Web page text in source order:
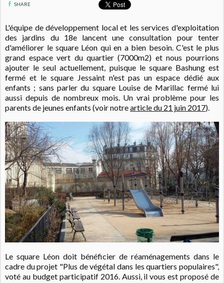
SHARE
L'équipe de développement local et les services d'exploitation
des jardins du 18e lancent une consultation pour tenter
d'améliorer le square Léon qui en a bien besoin. C'est le plus
grand espace vert du quartier (7000m2) et nous pourrions
ajouter le seul actuellement, puisque le square Bashung est
fermé et le square Jessaint n'est pas un espace dédié aux
enfants ; sans parler du square Louise de Marillac fermé lui
aussi depuis de nombreux mois. Un vrai problème pour les
parents de jeunes enfants (voir notrearticle du 21 juin 2017).
Le square Léon doit bénéficier de réaménagements dans le
cadre du projet "Plus de végétal dans les quartiers populaires",
voté au budget participatif 2016. Aussi, il vous est proposé de